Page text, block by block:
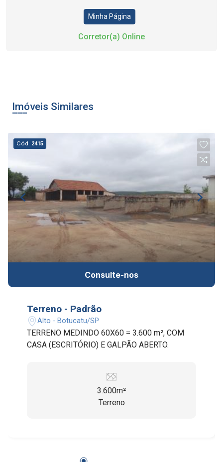
Minha Página
Corretor(a) Online
Imóveis Similares
Cód. 2415
Consulte-nos
Terreno - Padrão
Alto - Botucatu/SP
TERRENO MEDINDO 60X60 = 3.600 m², COM
CASA (ESCRITÓRIO) E GALPÃO ABERTO.
3.600m²
Terreno